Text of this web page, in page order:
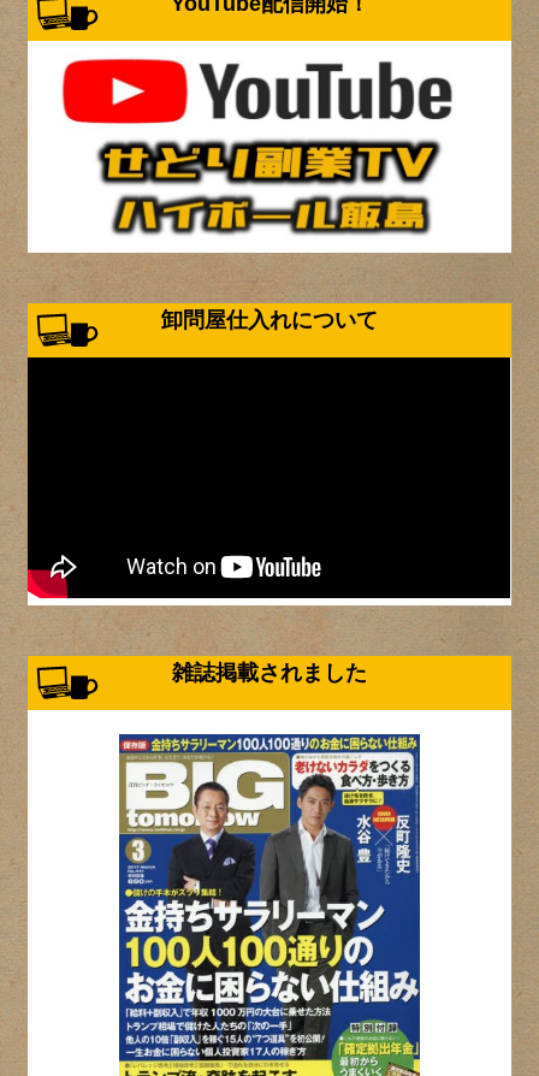
卸問屋仕入れについて
雑誌掲載されました